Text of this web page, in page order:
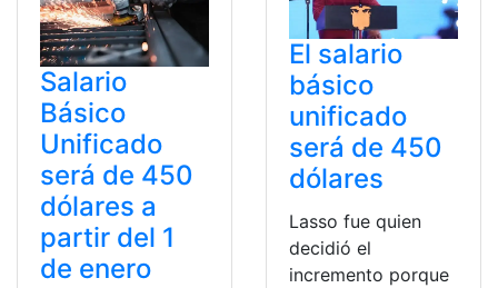
Salario
Básico
Unificado
será de 450
dólares a
partir del 1
de enero
El salario
básico
unificado
será de 450
dólares
Lasso fue quien
decidió el
incremento porque